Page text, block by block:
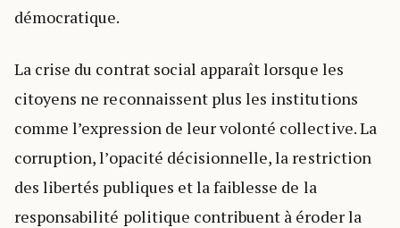
démocratique.
La crise du contrat social apparaît lorsque les
citoyens ne reconnaissent plus les institutions
comme l’expression de leur volonté collective. La
corruption, l’opacité décisionnelle, la restriction
des libertés publiques et la faiblesse de la
responsabilité politique contribuent à éroder la